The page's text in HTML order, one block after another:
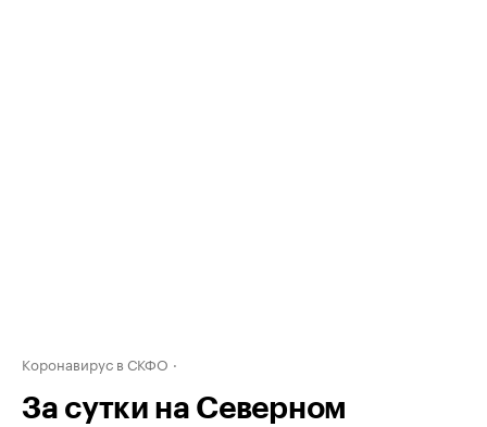
Коронавирус в СКФО
За сутки на Северном